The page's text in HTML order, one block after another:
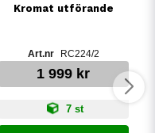
Kromat utförande
RC224/2
1 999 kr
7 st